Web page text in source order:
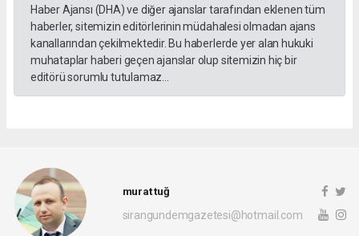
Haber Ajansı (DHA) ve diğer ajanslar tarafından eklenen tüm
haberler, sitemizin editörlerinin müdahalesi olmadan ajans
kanallarından çekilmektedir. Bu haberlerde yer alan hukuki
muhataplar haberi geçen ajanslar olup sitemizin hiç bir
editörü sorumlu tutulamaz...
murat tuğ
sirangundemgazetesi@hotmail.com